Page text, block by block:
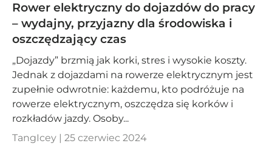
Rower elektryczny do dojazdów do pracy
– wydajny, przyjazny dla środowiska i
oszczędzający czas
„Dojazdy” brzmią jak korki, stres i wysokie koszty.
Jednak z dojazdami na rowerze elektrycznym jest
zupełnie odwrotnie: każdemu, kto podróżuje na
rowerze elektrycznym, oszczędza się korków i
rozkładów jazdy. Osoby...
TangIcey | 25 czerwiec 2024